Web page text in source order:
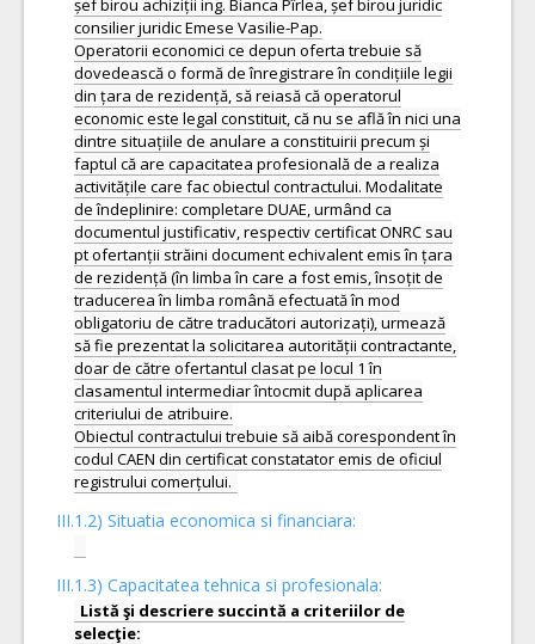
șef birou achiziții ing. Bianca Pîrlea, șef birou juridic
consilier juridic Emese Vasilie-Pap.
Operatorii economici ce depun oferta trebuie să
dovedească o formă de înregistrare în condițiile legii
din țara de rezidență, să reiasă că operatorul
economic este legal constituit, că nu se află în nici una
dintre situațiile de anulare a constituirii precum și
faptul că are capacitatea profesională de a realiza
activitățile care fac obiectul contractului. Modalitate
de îndeplinire: completare DUAE, urmând ca
documentul justificativ, respectiv certificat ONRC sau
pt ofertanții străini document echivalent emis în țara
de rezidență (în limba în care a fost emis, însoțit de
traducerea în limba română efectuată în mod
obligatoriu de către traducători autorizați), urmează
să fie prezentat la solicitarea autorității contractante,
doar de către ofertantul clasat pe locul 1 în
clasamentul intermediar întocmit după aplicarea
criteriului de atribuire.
Obiectul contractului trebuie să aibă corespondent în
codul CAEN din certificat constatator emis de oficiul
III.1.2) Situatia economica si financiara:
III.1.3) Capacitatea tehnica si profesionala:
Listă şi descriere succintă a criteriilor de